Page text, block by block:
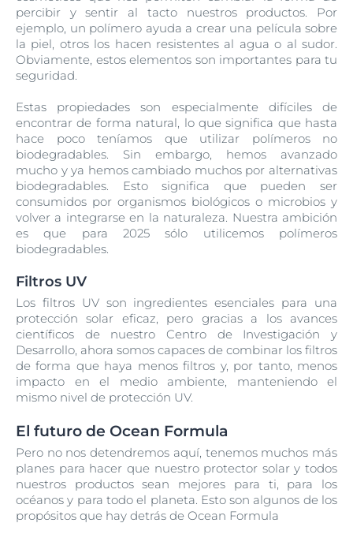
percibir y sentir al tacto nuestros productos. Por
ejemplo, un polímero ayuda a crear una película sobre
la piel, otros los hacen resistentes al agua o al sudor.
Obviamente, estos elementos son importantes para tu
seguridad.
Estas propiedades son especialmente difíciles de
encontrar de forma natural, lo que significa que hasta
hace poco teníamos que utilizar polímeros no
biodegradables. Sin embargo, hemos avanzado
mucho y ya hemos cambiado muchos por alternativas
biodegradables. Esto significa que pueden ser
consumidos por organismos biológicos o microbios y
volver a integrarse en la naturaleza. Nuestra ambición
es que para 2025 sólo utilicemos polímeros
biodegradables.
Filtros UV
Los filtros UV son ingredientes esenciales para una
protección solar eficaz, pero gracias a los avances
científicos de nuestro Centro de Investigación y
Desarrollo, ahora somos capaces de combinar los filtros
de forma que haya menos filtros y, por tanto, menos
impacto en el medio ambiente, manteniendo el
mismo nivel de protección UV.
El futuro de Ocean Formula
Pero no nos detendremos aquí, tenemos muchos más
planes para hacer que nuestro protector solar y todos
nuestros productos sean mejores para ti, para los
océanos y para todo el planeta. Esto son algunos de los
propósitos que hay detrás de Ocean Formula